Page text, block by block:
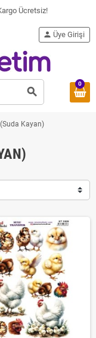
Ücretsiz!
search
person Üye Girişi
0
Kayan)